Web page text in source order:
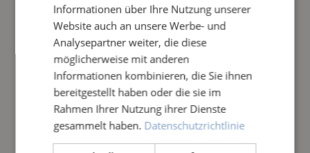
Produkt Anzahl: Gib den gewünschten
IN DEN WARENKORB
Frage zum Artikel
Informationen über Ihre Nutzung unserer
Website auch an unsere Werbe- und
Analysepartner weiter, die diese
möglicherweise mit anderen
Informationen kombinieren, die Sie ihnen
bereitgestellt haben oder die sie im
Rahmen Ihrer Nutzung ihrer Dienste
gesammelt haben. Datenschutzrichtlinie